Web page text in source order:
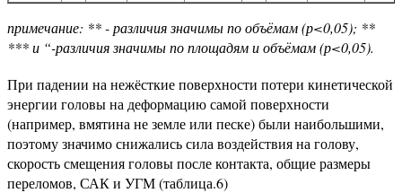
примечание: ** - различия значимы по объёмам (р<0,05); **
*** и “-различия значимы по площадям и объёмам (р<0,05).
При падении на нежёсткие поверхности потери кинетической
энергии головы на деформацию самой поверхности
(например, вмятина не земле или песке) были наибольшими,
поэтому значимо снижались сила воздействия на голову,
скорость смещения головы после контакта, общие размеры
переломов, САК и УГМ (таблица.6)